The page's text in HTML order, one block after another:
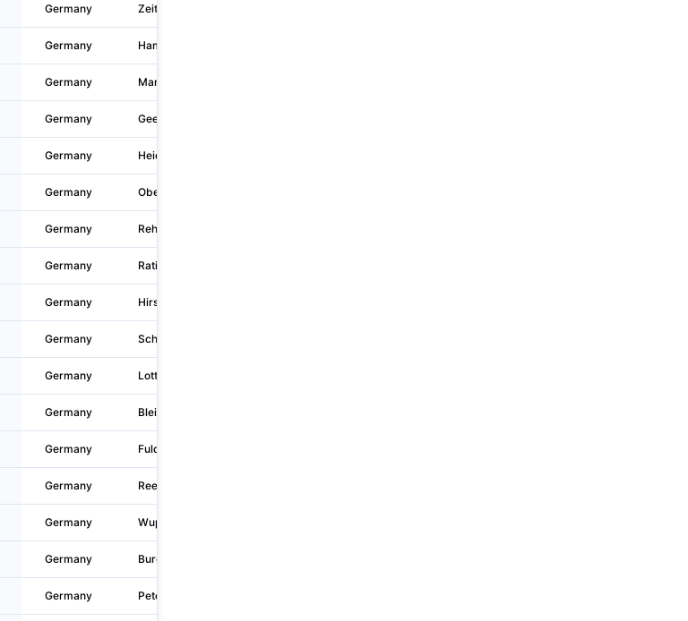
Germany Zeitz
Germany Hamburg
Germany Mannheim
Germany Geeste
Germany Heidelberg
Germany Oberhausen
Germany Rehburg
Germany Ratingen
Germany Hirschau
Germany Schwalmtal
Germany Lottstetten
Germany Bleicherode
Germany Fulda
Germany Rees
Germany Wuppertal
Germany Burg
Germany Petersberg